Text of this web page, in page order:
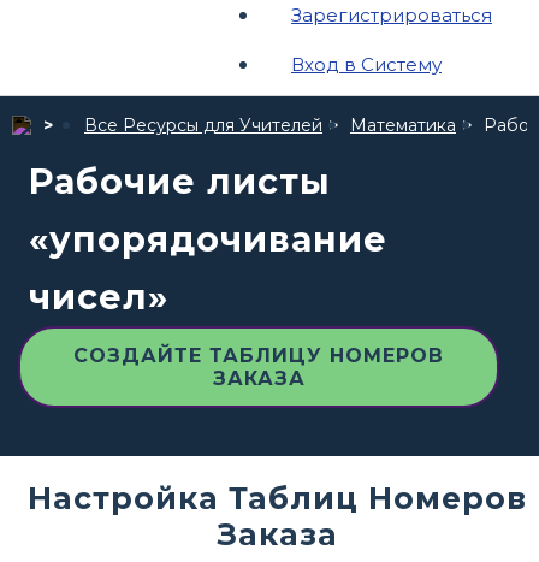
Зарегистрироваться
Вход в Систему
Все Ресурсы для Учителей Математика
Рабочие листы
«упорядочивание
чисел»
СОЗДАЙТЕ ТАБЛИЦУ НОМЕРОВ
ЗАКАЗА
Настройка Таблиц Номеров
Заказа